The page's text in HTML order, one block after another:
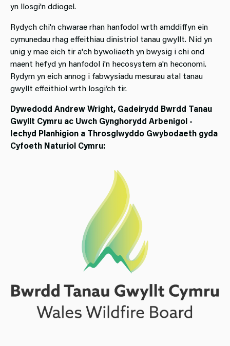
yn llosgi'n ddiogel.
Rydych chi'n chwarae rhan hanfodol wrth amddiffyn ein
cymunedau rhag effeithiau dinistriol tanau gwyllt. Nid yn
unig y mae eich tir a'ch bywoliaeth yn bwysig i chi ond
maent hefyd yn hanfodol i'n hecosystem a'n heconomi.
Rydym yn eich annog i fabwysiadu mesurau atal tanau
gwyllt effeithiol wrth losgi’ch tir.
Dywedodd Andrew Wright, Gadeirydd Bwrdd Tanau
Gwyllt Cymru ac Uwch Gynghorydd Arbenigol -
Iechyd Planhigion a Throsglwyddo Gwybodaeth gyda
Cyfoeth Naturiol Cymru: